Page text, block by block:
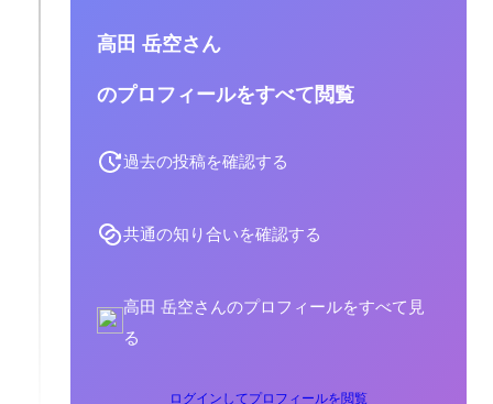
高田 岳空さん
のプロフィールをすべて閲覧
過去の投稿を確認する
共通の知り合いを確認する
高田 岳空さんのプロフィールをすべて見
る
ログインしてプロフィールを閲覧